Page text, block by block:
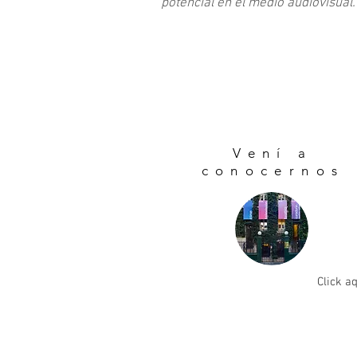
potencial en el medio audiovisual.
Vení a
conocernos
Click